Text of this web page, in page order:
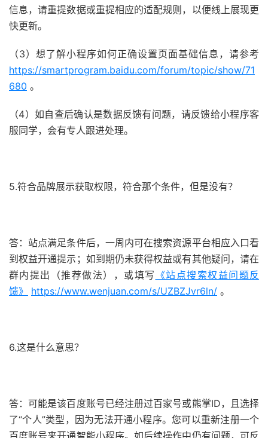
信息，请重提数据或重提相应的适配规则，以便线上展现更
快更新。
（3）想了解小程序如何正确设置页面基础信息，请参考
https://smartprogram.baidu.com/forum/topic/show/71
680 。
（4）如自查后确认是数据反馈有问题，请反馈给小程序客
服同学，会有专人跟进处理。
5.符合品牌展示获取权限，符合那个条件，但是没有？
答：站点满足条件后，一周内可在搜索资源平台相应入口看
到权益开通提示；如到期仍未获得权益或有其他疑问，请在
群内提出（推荐做法），或填写 《站点搜索权益问题反
馈》
https://www.wenjuan.com/s/UZBZJvr6ln/ 。
6.这是什么意思？
答：可能是该百度账号已经注册过百家号或熊掌ID，且选择
了“个人”类型，因为无法开通小程序。您可以重新注册一个
百度账号来开通智能小程序。如后续操作中仍有问题，可反